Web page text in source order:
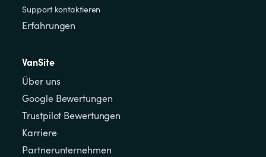
Support kontaktieren
Erfahrungen
VanSite
Über uns
Google Bewertungen
Trustpilot Bewertungen
Karriere
Partnerunternehmen